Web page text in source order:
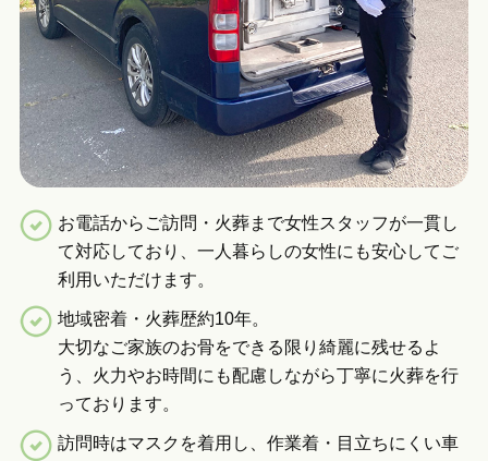
お電話からご訪問・火葬まで女性スタッフが一貫し
て対応しており、一人暮らしの女性にも安心してご
利用いただけます。
地域密着・火葬歴約10年。
大切なご家族のお骨をできる限り綺麗に残せるよ
う、火力やお時間にも配慮しながら丁寧に火葬を行
っております。
訪問時はマスクを着用し、作業着・目立ちにくい車